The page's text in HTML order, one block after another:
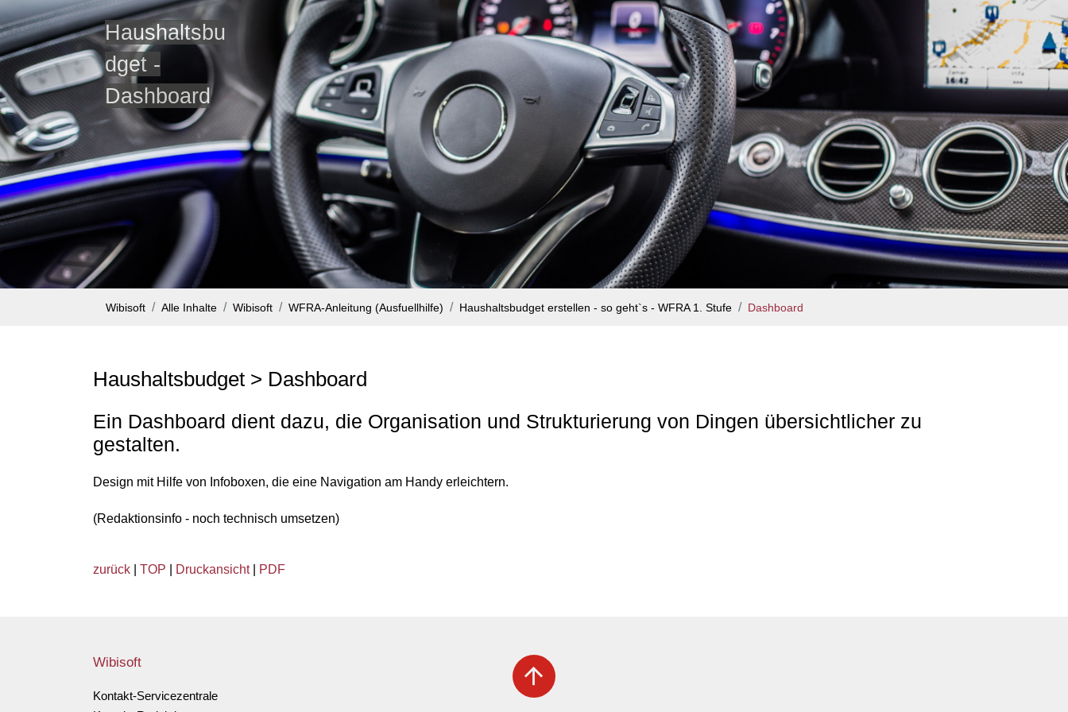
Haushaltsbu
dget -
Dashboard
Wibisoft Alle Inhalte Wibisoft WFRA-Anleitung (Ausfuellhilfe) Haushaltsbudget erstellen - so geht`s - WFRA 1. Stufe Dashboard
Haushaltsbudget > Dashboard
Ein Dashboard dient dazu, die Organisation und Strukturierung von Dingen übersichtlicher zu
gestalten.
Design mit Hilfe von Infoboxen, die eine Navigation am Handy erleichtern.
(Redaktionsinfo - noch technisch umsetzen)
zurück TOP Druckansicht| PDF
arrow_upward
Wibisoft
Kontakt-Servicezentrale